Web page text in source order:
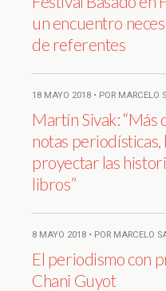
un encuentro
de referentes
18 MAYO 2018 • POR MARCELO
Martín Sivak: “Más
notas periodísticas,
proyectar las
libros”
8 MAYO 2018 • POR MARCELO
El periodismo con
Chani Guyot